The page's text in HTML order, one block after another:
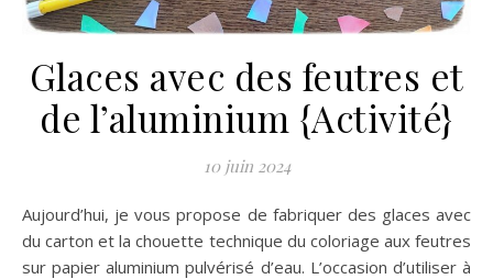
Glaces avec des feutres et
de l’aluminium {Activité}
10 juin 2024
Aujourd’hui, je vous propose de fabriquer des glaces avec
du carton et la chouette technique du coloriage aux feutres
sur papier aluminium pulvérisé d’eau. L’occasion d’utiliser à